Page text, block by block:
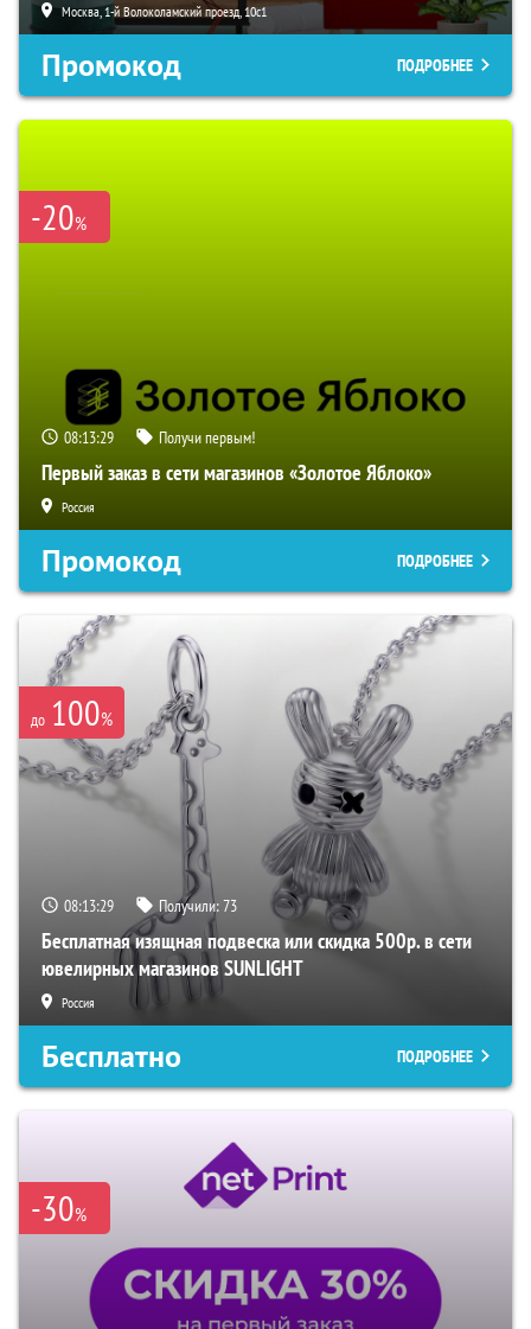
Москва, 1-й Волоколамский проезд, 10с1
Промокод ПОДРОБНЕЕ
-20%
08:13:28 Получи первым!
Первый заказ в сети магазинов «Золотое Яблоко»
Россия
Промокод ПОДРОБНЕЕ
до 100%
08:13:28 Получили:73
Бесплатная изящная подвеска или скидка 500р. в сети
ювелирных магазинов SUNLIGHT
Россия
Бесплатно ПОДРОБНЕЕ
-30%